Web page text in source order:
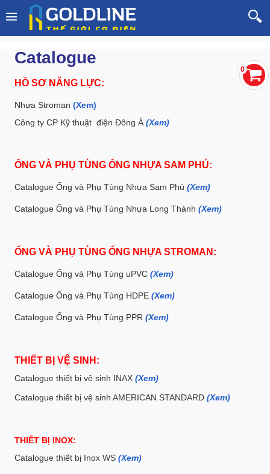
Catalogue
HỒ SƠ NĂNG LỰC:
Nhựa Stroman (Xem)
Công ty CP Kỹ thuật điện Đông Á (Xem)
ỐNG VÀ PHỤ TÙNG ỐNG NHỰA SAM PHÚ:
Catalogue Ống và Phụ Tùng Nhựa Sam Phú (Xem)
Catalogue Ống và Phụ Tùng Nhựa Long Thành (Xem)
ỐNG VÀ PHỤ TÙNG ỐNG NHỰA STROMAN:
Catalogue Ống và Phụ Tùng uPVC (Xem)
Catalogue Ống và Phụ Tùng HDPE (Xem)
Catalogue Ống và Phụ Tùng PPR (Xem)
THIẾT BỊ VỆ SINH:
Catalogue thiết bị vệ sinh INAX (Xem)
Catalogue thiết bị vệ sinh AMERICAN STANDARD (Xem)
THIẾT BỊ INOX:
Catalogue thiết bị Inox WS (Xem)
0